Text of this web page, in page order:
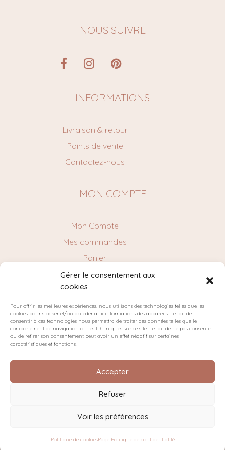
Gérer le consentement aux
cookies
Pour offrir les meilleures expériences, nous utilisons des technologies telles que les
cookies pour stocker et/ou accéder aux informations des appareils. Le fait de
consentir à ces technologies nous permettra de traiter des données telles que le
comportement de navigation ou les ID uniques sur ce site. Le fait de ne pas consentir
ou de retirer son consentement peut avoir un effet négatif sur certaines
caractéristiques et fonctions.
Accepter
Refuser
Voir les préférences
Politique de cookiesPage Politique de confidentialité
NOUS SUIVRE
INFORMATIONS
Livraison & retour
Points de vente
Contactez-nous
MON COMPTE
Mon Compte
Mes commandes
Panier
NEWSLETTER
Conditions générales de vente